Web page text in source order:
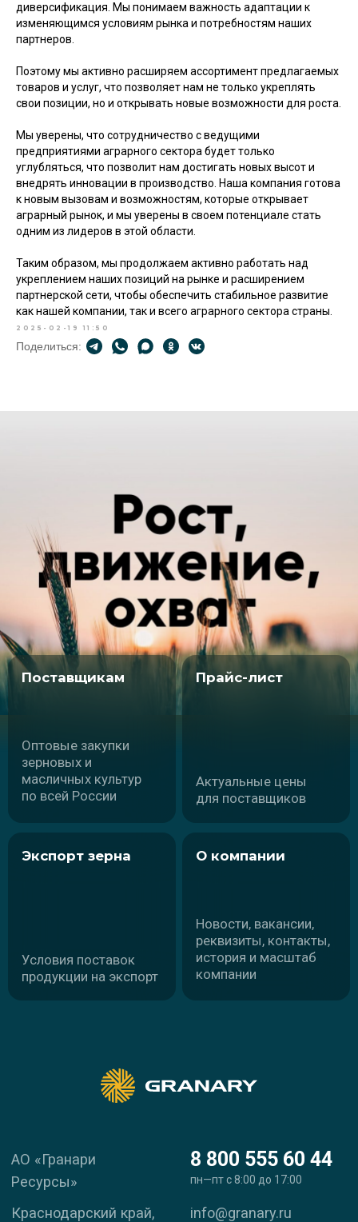
диверсификация. Мы понимаем важность адаптации к
изменяющимся условиям рынка и потребностям наших
партнеров.
Поэтому мы активно расширяем ассортимент предлагаемых
товаров и услуг, что позволяет нам не только укреплять
свои позиции, но и открывать новые возможности для роста.
Мы уверены, что сотрудничество с ведущими
предприятиями аграрного сектора будет только
углубляться, что позволит нам достигать новых высот и
внедрять инновации в производство. Наша компания готова
к новым вызовам и возможностям, которые открывает
аграрный рынок, и мы уверены в своем потенциале стать
одним из лидеров в этой области.
Таким образом, мы продолжаем активно работать над
укреплением наших позиций на рынке и расширением
партнерской сети, чтобы обеспечить стабильное развитие
как нашей компании, так и всего аграрного сектора страны.
2025-02-19 11:50
Поделиться:
Оптовые закупки
зерновых и
масличных культур
по всей России
Актуальные цены
для поставщиков
Условия поставок
продукции на экспорт
Новости, вакансии,
история и масштаб
ул. им.Пушкина, д. 38,
помещ. 100
info@granary.ru
Политика обработки персональных данных
Разработка и продвижение сайта - Traffic Guru